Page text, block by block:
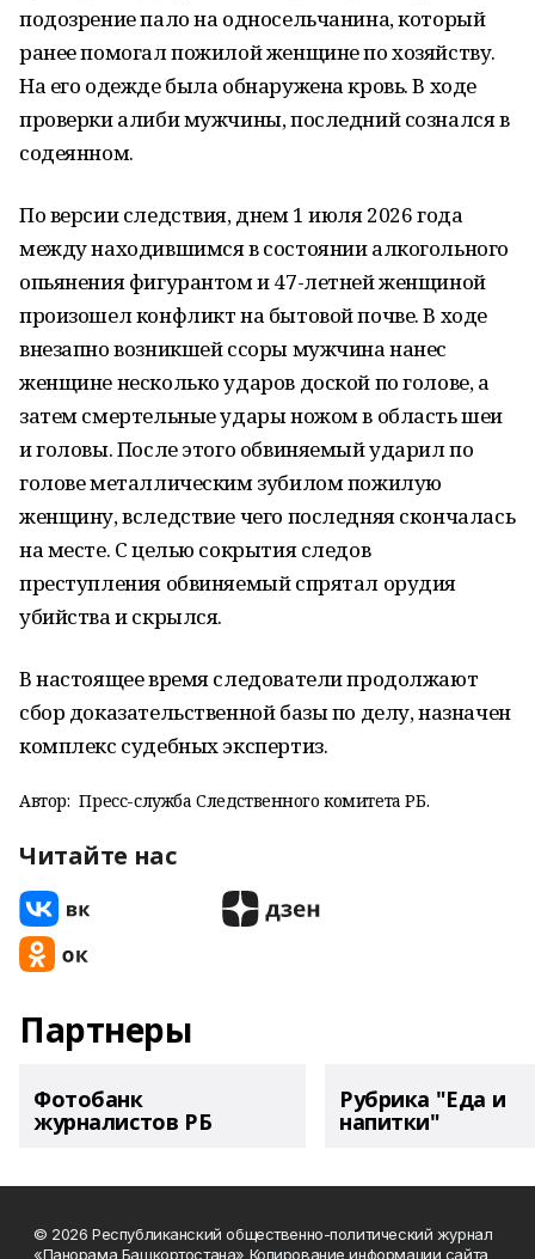
подозрение пало на односельчанина, который
ранее помогал пожилой женщине по хозяйству.
На его одежде была обнаружена кровь. В ходе
проверки алиби мужчины, последний сознался в
содеянном.
По версии следствия, днем 1 июля 2026 года
между находившимся в состоянии алкогольного
опьянения фигурантом и 47-летней женщиной
произошел конфликт на бытовой почве. В ходе
внезапно возникшей ссоры мужчина нанес
женщине несколько ударов доской по голове, а
затем смертельные удары ножом в область шеи
и головы. После этого обвиняемый ударил по
голове металлическим зубилом пожилую
женщину, вследствие чего последняя скончалась
на месте. С целью сокрытия следов
преступления обвиняемый спрятал орудия
убийства и скрылся.
В настоящее время следователи продолжают
сбор доказательственной базы по делу, назначен
комплекс судебных экспертиз.
Автор: Пресс-служба Следственного комитета РБ.
Читайте нас
Партнеры
Фотобанк
журналистов РБ
Рубрика "Еда и
напитки"
© 2026 Республиканский общественно-политический журнал
«Панорама Башкортостана» Копирование информации сайта